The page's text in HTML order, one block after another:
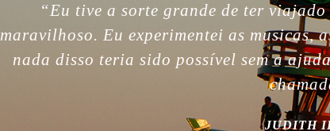
“For me, this trip was unforgettable. So
memories. Thank you so much, the best
good work! Plus,
MILLA